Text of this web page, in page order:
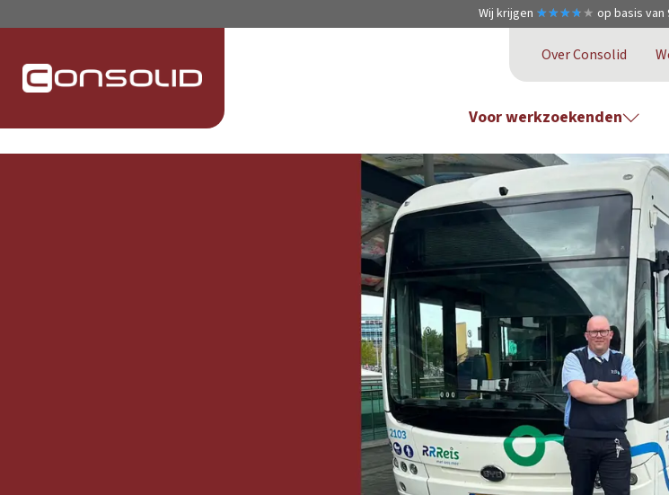
Wij krijgen ★
★★
★★
★★
★ ★
★ op basis van
Over Consolid
Voor werkzoekenden